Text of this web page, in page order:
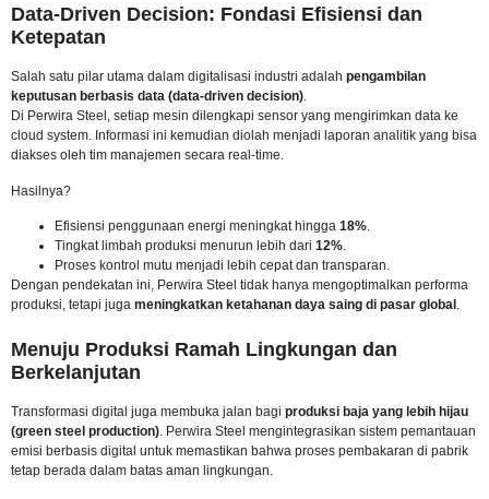
Data-Driven Decision: Fondasi Efisiensi dan
Ketepatan
Salah satu pilar utama dalam digitalisasi industri adalah pengambilan
keputusan berbasis data (data-driven decision).
Di Perwira Steel, setiap mesin dilengkapi sensor yang mengirimkan data ke
cloud system. Informasi ini kemudian diolah menjadi laporan analitik yang bisa
diakses oleh tim manajemen secara real-time.
Hasilnya?
Efisiensi penggunaan energi meningkat hingga 18%.
Tingkat limbah produksi menurun lebih dari 12%.
Proses kontrol mutu menjadi lebih cepat dan transparan.
Dengan pendekatan ini, Perwira Steel tidak hanya mengoptimalkan performa
produksi, tetapi juga meningkatkan ketahanan daya saing di pasar global .
Menuju Produksi Ramah Lingkungan dan
Berkelanjutan
Transformasi digital juga membuka jalan bagi produksi baja yang lebih hijau
(green steel production). Perwira Steel mengintegrasikan sistem pemantauan
emisi berbasis digital untuk memastikan bahwa proses pembakaran di pabrik
tetap berada dalam batas aman lingkungan.